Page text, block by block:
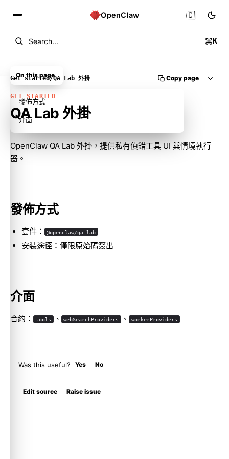
OpenClaw
Search... K
🇨🇳
Get started/QA Lab 外掛 Copy page
GET STARTED
QA Lab 外掛
OpenClaw QA Lab 外掛，提供私有偵錯工具 UI 與情境執行
器。
發佈方式
套件： @openclaw/qa-lab
安裝途徑：僅限原始碼簽出
介面
合約： tools 、 webSearchProviders 、 workerProviders
Was this useful? Yes No
Edit source Raise issue
On this page
發佈方式
介面
Molty